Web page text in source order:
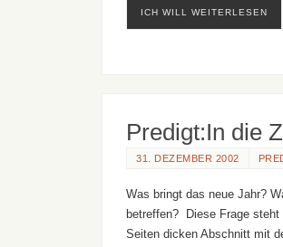
ICH WILL WEITERLESEN
Predigt:In die
31. DEZEMBER 2002
Was bringt das neue Jahr?
betreffen? Diese Frage
Seiten dicken Abschnitt mit